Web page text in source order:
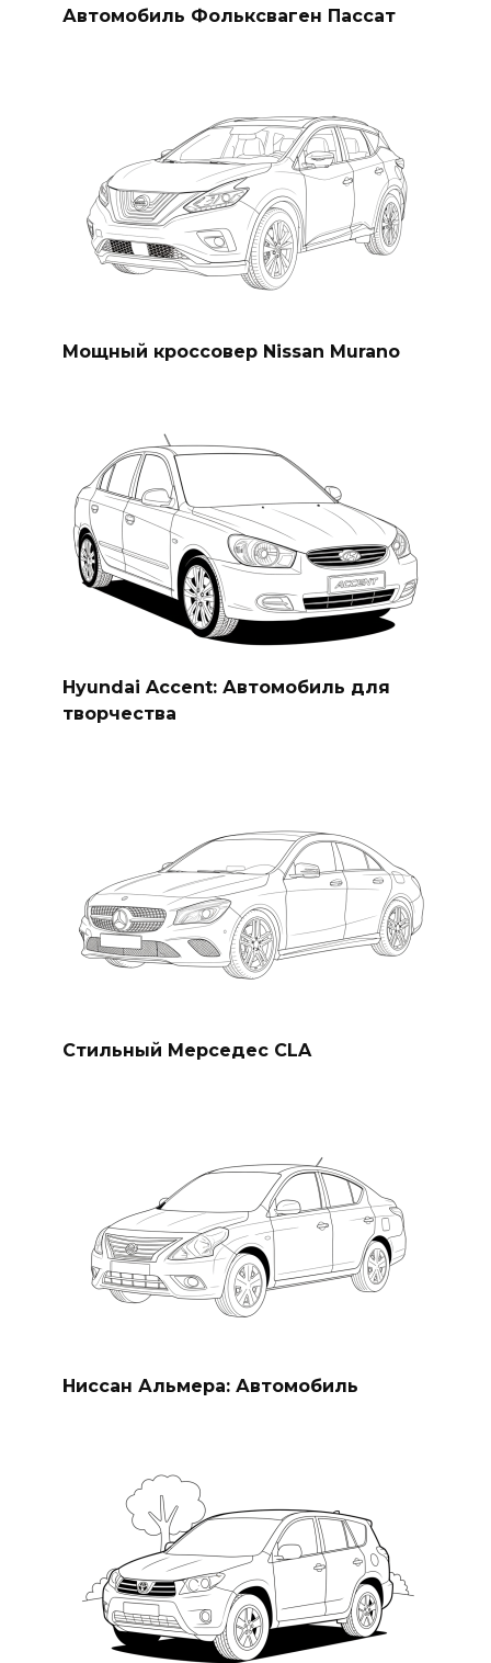
Автомобиль Фольксваген Пассат
Мощный кроссовер Nissan Murano
Hyundai Accent: Автомобиль для
творчества
Стильный Мерседес CLA
Ниссан Альмера: Автомобиль